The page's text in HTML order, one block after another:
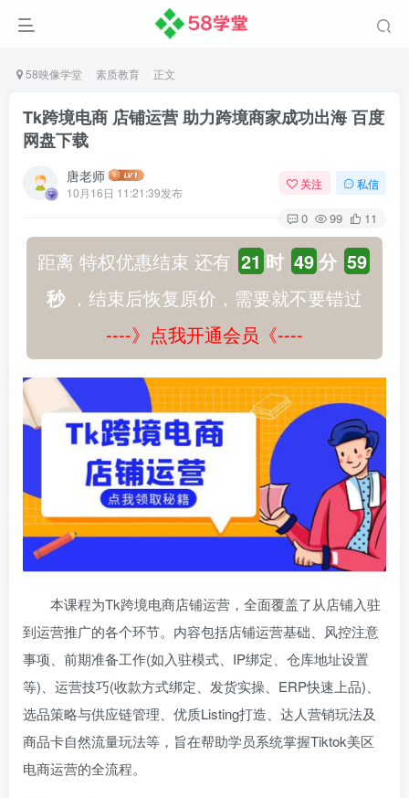
58映像学堂 素质教育 正文
Tk跨境电商 店铺运营 助力跨境商家成功出海 百度
网盘下载
唐老师
10月16日 11:21:39发布
关注 私信
0 99 11
距离 特权优惠结束 还有 21 时 49分 58
秒，结束后恢复原价，需要就不要错过
----》点我开通会员《----
本课程为Tk跨境电商店铺运营，全面覆盖了从店铺入驻
到运营推广的各个环节。内容包括店铺运营基础、风控注意
事项、前期准备工作(如入驻模式、IP绑定、仓库地址设置
等)、运营技巧(收款方式绑定、发货实操、ERP快速上品)、
选品策略与供应链管理、优质Listing打造、达人营销玩法及
商品卡自然流量玩法等，旨在帮助学员系统掌握Tiktok美区
电商运营的全流程。